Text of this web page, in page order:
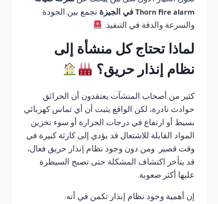
Thorn fire alarm في الجيزة
تجمع بين الجودة
والسرعة والدقة في التنفيذ.
لماذا تحتاج كل منشأة إلى
نظام إنذار حريق؟
كثير من أصحاب المنشآت يعتقدون أن الحرائق
حوادث نادرة، لكن الواقع يثبت أن أي تماس كهربائي
بسيط أو ارتفاع في درجات الحرارة أو سوء تخزين
المواد القابلة للاشتعال قد يؤدي إلى كارثة كبيرة في
وقت قصير. ومن دون وجود نظام إنذار حريق فعال،
قد يتأخر اكتشاف المشكلة حتى تصبح السيطرة
عليها أكثر صعوبة.
إن أهمية وجود نظام إنذار تكمن في أنه: